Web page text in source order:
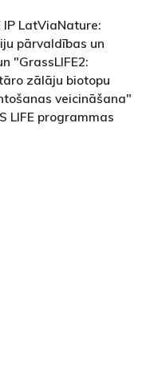
IP LatViaNature:
pārvaldības un
"GrassLIFE2:
zālāju biotopu
veicināšana"
LIFE programmas